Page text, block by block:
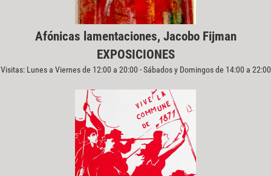
Afónicas lamentaciones, Jacobo Fijman
EXPOSICIONES
Visitas: Lunes a Viernes de 12:00 a 20:00 - Sábados y Domingos de 14:00 a 22:00